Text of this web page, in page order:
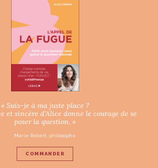
« Suis-je à ma juste place ?
et sincère d’Alice donne le courage de se
poser la question. »
Marie Robert, philosophe
COMMANDER